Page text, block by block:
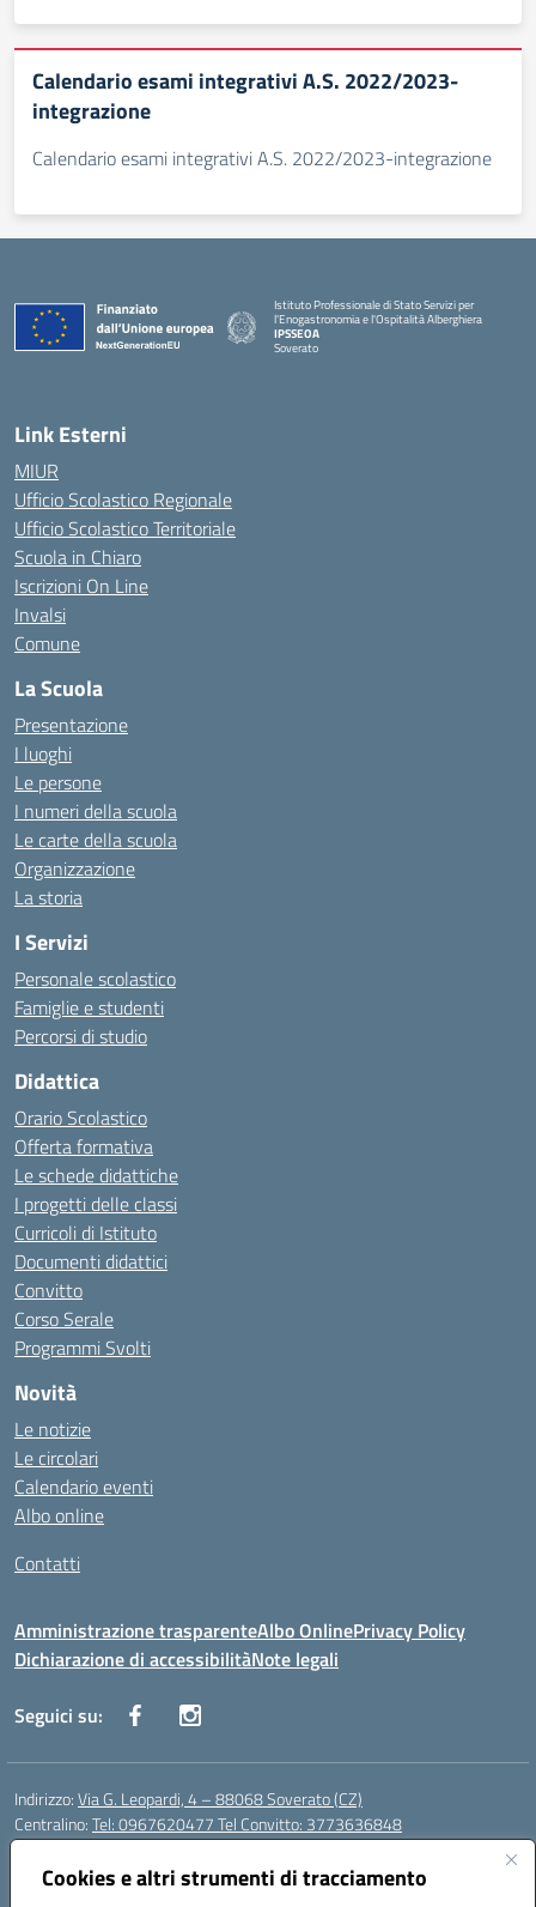
Cookies e altri strumenti di tracciamento
Calendario esami integrativi A.S. 2022/2023-
integrazione
Calendario esami integrativi A.S. 2022/2023-integrazione
Istituto Professionale di Stato Servizi per
l'Enogastronomia e l'Ospitalità Alberghiera
IPSSEOA
Soverato
Link Esterni
MIUR
Ufficio Scolastico Regionale
Ufficio Scolastico Territoriale
Scuola in Chiaro
Iscrizioni On Line
Invalsi
Comune
La Scuola
Presentazione
I luoghi
Le persone
I numeri della scuola
Le carte della scuola
Organizzazione
La storia
I Servizi
Personale scolastico
Famiglie e studenti
Percorsi di studio
Didattica
Orario Scolastico
Offerta formativa
Le schede didattiche
I progetti delle classi
Curricoli di Istituto
Documenti didattici
Convitto
Corso Serale
Programmi Svolti
Novità
Le notizie
Le circolari
Calendario eventi
Albo online
Contatti
Amministrazione trasparenteAlbo OnlinePrivacy Policy
Dichiarazione di accessibilitàNote legali
Seguici su:
Indirizzo:Via G. Leopardi, 4 – 88068 Soverato (CZ)
Centralino:Tel: 0967620477 Tel Convitto: 3773636848
Email:
Posta elettronica certificata (PEC):czrh04000q@pec.istruzione.it